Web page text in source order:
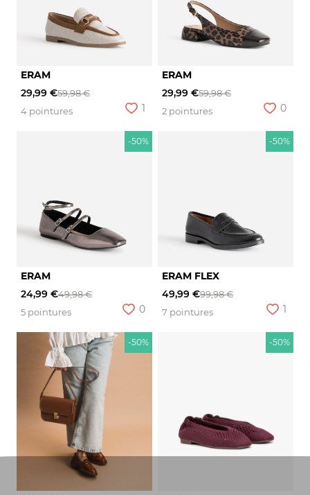
ERAM
29,99 €59,98 €
4 pointures
1
ERAM
29,99 €59,98 €
2 pointures
0
-50%
ERAM
24,99 €49,98 €
5 pointures
0
-50%
ERAM FLEX
49,99 €99,98 €
7 pointures
1
-50% -50%